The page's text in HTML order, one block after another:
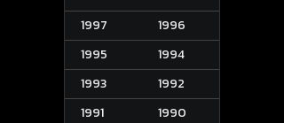
1997
1996
1995
1994
1993
1992
1991
1990